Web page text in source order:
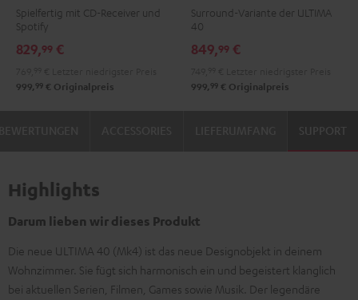
3
Schwarz
3
Spielfertig mit CD-Receiver und
Spotify
829,99 €
999, 99 € Originalpreis
"5.1-
Schwarz
"5.1-
Weiß
Schwarz
Surround-Variante der ULTIMA
40
849,99 €
999, 99 € Originalpreis
SUPPORT
Highlights
Darum lieben wir dieses Produkt
Die neue ULTIMA 40 (Mk4) ist das neue Designobjekt in deinem
Wohnzimmer. Sie fügt sich harmonisch ein und begeistert klanglich
bei aktuellen Serien, Filmen, Games sowie Musik. Der legendäre